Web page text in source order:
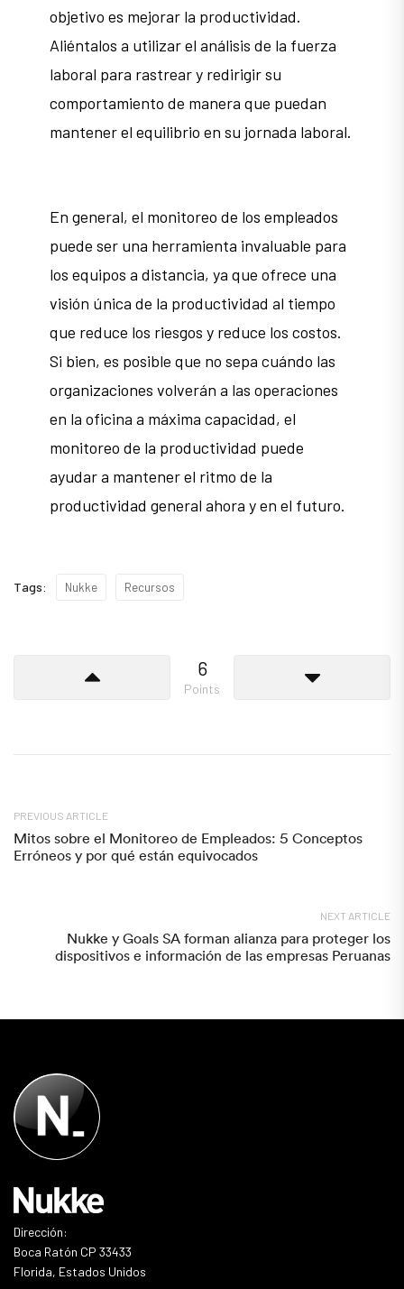
objetivo es mejorar la productividad.
Aliéntalos a utilizar el análisis de la fuerza
laboral para rastrear y redirigir su
comportamiento de manera que puedan
mantener el equilibrio en su jornada laboral.
En general, el monitoreo de los empleados
puede ser una herramienta invaluable para
los equipos a distancia, ya que ofrece una
visión única de la productividad al tiempo
que reduce los riesgos y reduce los costos.
Si bien, es posible que no sepa cuándo las
organizaciones volverán a las operaciones
en la oficina a máxima capacidad, el
monitoreo de la productividad puede
ayudar a mantener el ritmo de la
productividad general ahora y en el futuro.
Tags: Nukke Recursos
6
Points
PREVIOUS ARTICLE
Mitos sobre el Monitoreo de Empleados: 5 Conceptos
Erróneos y por qué están equivocados
NEXT ARTICLE
Nukke y Goals SA forman alianza para proteger los
dispositivos e información de las empresas Peruanas
Dirección:
Boca Ratón CP 33433
Florida, Estados Unidos